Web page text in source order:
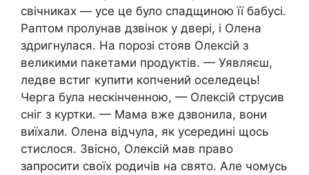
свічниках — усе це було спадщиною її бабусі.
Раптом пролунав дзвінок у двері, і Олена
здригнулася. На порозі стояв Олексій з
великими пакетами продуктів. — Уявляєш,
ледве встиг купити копчений оселедець!
Черга була нескінченною, — Олексій струсив
сніг з куртки. — Мама вже дзвонила, вони
виїхали. Олена відчула, як усередині щось
стислося. Звісно, Олексій мав право
запросити своїх родичів на свято. Але чомусь